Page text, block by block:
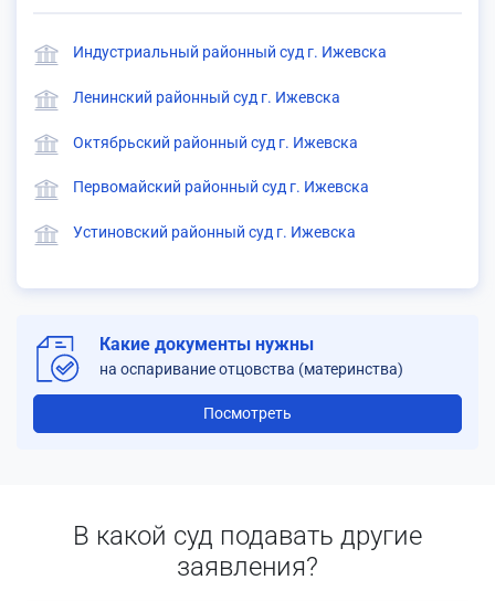
Индустриальный районный суд г. Ижевска
Ленинский районный суд г. Ижевска
Октябрьский районный суд г. Ижевска
Первомайский районный суд г. Ижевска
Устиновский районный суд г. Ижевска
Какие документы нужны
на оспаривание отцовства (материнства)
Посмотреть
В какой суд подавать другие
заявления?